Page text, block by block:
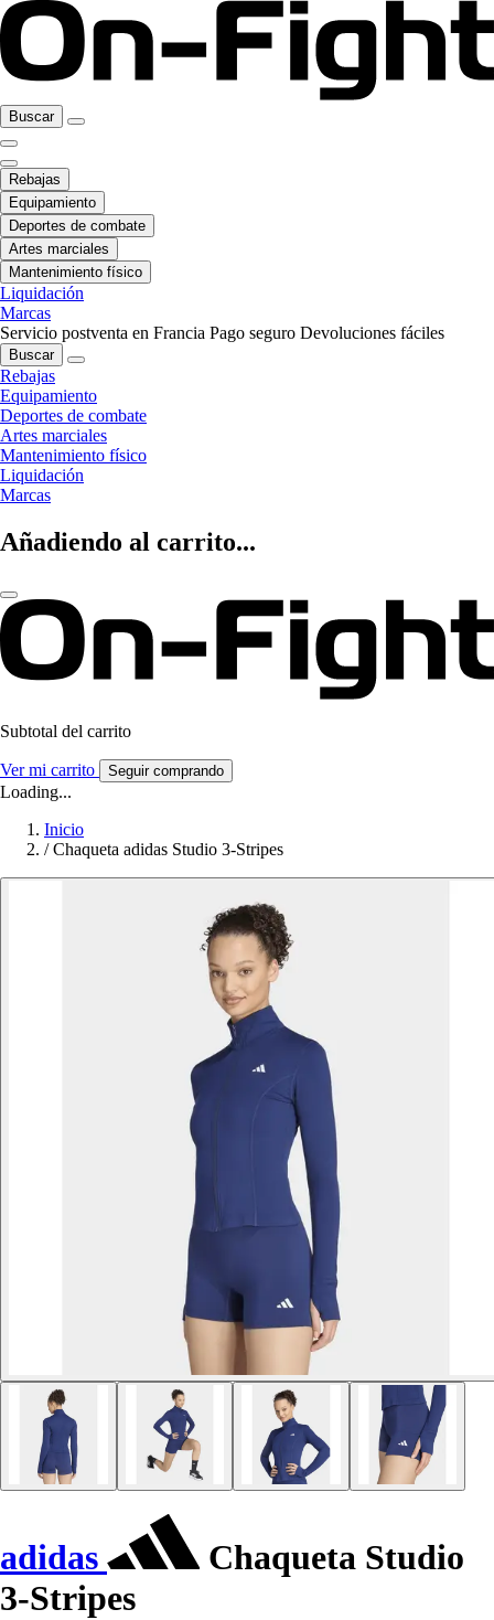
Buscar
Rebajas
Equipamiento
Deportes de combate
Artes marciales
Mantenimiento físico
Liquidación
Marcas
Servicio postventa en Francia Pago seguro Devoluciones fáciles
Buscar
Rebajas
Equipamiento
Deportes de combate
Artes marciales
Mantenimiento físico
Liquidación
Marcas
Añadiendo al carrito...
Subtotal del carrito
Ver mi carrito Seguir comprando
Loading...
Inicio
/ Chaqueta adidas Studio 3-Stripes
adidas
Chaqueta Studio
3-Stripes